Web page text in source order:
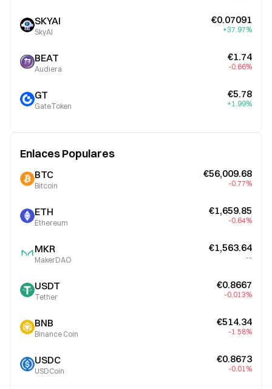
SKYAI
SkyAI
€0.07091
+37.97%
BEAT
Audiera
€1.74
-0.66%
GT
GateToken
€5.78
+1.99%
Enlaces Populares
BTC
Bitcoin
€56,009.68
-0.77%
ETH
Ethereum
€1,659.85
-0.64%
MKR
MakerDAO
€1,563.64
--
USDT
Tether
€0.8667
-0.013%
BNB
Binance Coin
€514.34
-1.58%
USDC
USDCoin
€0.8673
-0.01%